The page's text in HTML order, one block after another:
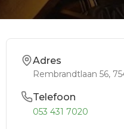
Adres
Rembrandtlaan 56,
Telefoon
053 431 7020